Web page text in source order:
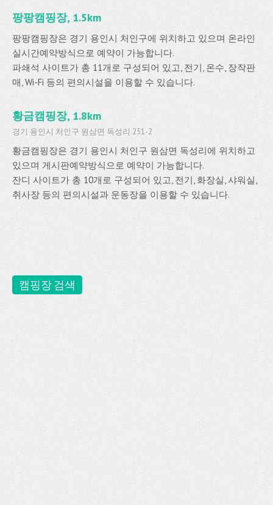
팡팡캠핑장, 1.5km
팡팡캠핑장은 경기 용인시 처인구에 위치하고 있으며 온라인
실시간예약방식으로 예약이 가능합니다.
파쇄석 사이트가 총 11개로 구성되어 있고, 전기, 온수, 장작판
매, Wi-Fi 등의 편의시설을 이용할 수 있습니다.
황금캠핑장, 1.8km
경기 용인시 처인구 원삼면 독성리 251-2
황금캠핑장은 경기 용인시 처인구 원삼면 독성리에 위치하고
있으며 게시판예약방식으로 예약이 가능합니다.
잔디 사이트가 총 10개로 구성되어 있고, 전기, 화장실, 샤워실,
취사장 등의 편의시설과 운동장을 이용할 수 있습니다.
캠핑장 검색